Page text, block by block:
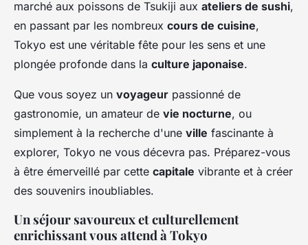
marché aux poissons de Tsukiji aux ateliers de sushi,
en passant par les nombreux cours de cuisine,
Tokyo est une véritable fête pour les sens et une
plongée profonde dans la culture japonaise.
Que vous soyez un voyageur passionné de
gastronomie, un amateur de vie nocturne, ou
simplement à la recherche d'une ville fascinante à
explorer, Tokyo ne vous décevra pas. Préparez-vous
à être émerveillé par cette capitale vibrante et à créer
des souvenirs inoubliables.
Un séjour savoureux et culturellement
enrichissant vous attend à Tokyo